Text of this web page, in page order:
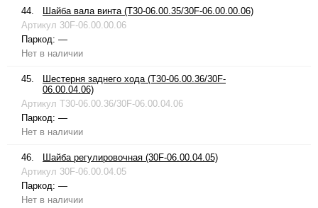
44.
Шайба вала винта (T30-06.00.35/30F-06.00.00.06)
Артикул 30F-06.00.00.06
Паркод: —
Нет в наличии
45.
Шестерня заднего хода (T30-06.00.36/30F-
06.00.04.06)
Артикул T30-06.00.36/30F-06.00.04.06
Паркод: —
Нет в наличии
46.
Шайба регулировочная (30F-06.00.04.05)
Артикул 30F-06.00.04.05
Паркод: —
Нет в наличии